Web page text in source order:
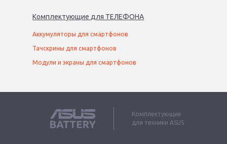
Комплектующие для ТЕЛЕФОНА
Аккумуляторы для смартфонов
Тачскрины для смартфонов
Модули и экраны для смартфонов
Комплектующие
для техники ASUS